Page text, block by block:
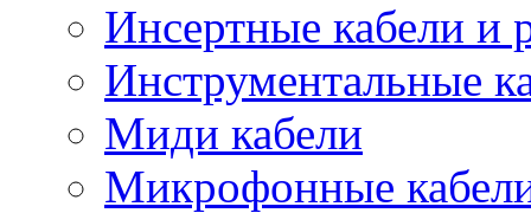
Инсертные кабели и
Инструментальные
Миди кабели
Микрофонные